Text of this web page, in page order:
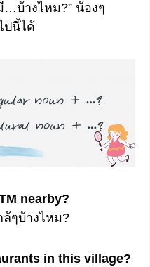
…บ้างไหม?” น้องๆ
ปนี้ได้
nearby?
ล้ๆบ้างไหม?
in this village?